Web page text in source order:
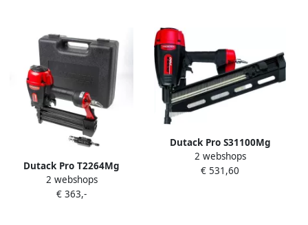
Dutack Pro T2264Mg
Pneumatische T-nageltacker
| Mtools
2 webshops
€ 363,-
Dutack Pro S31100Mg
Pneumatische
stripnageltacker | Mtools
2 webshops
€ 531,60